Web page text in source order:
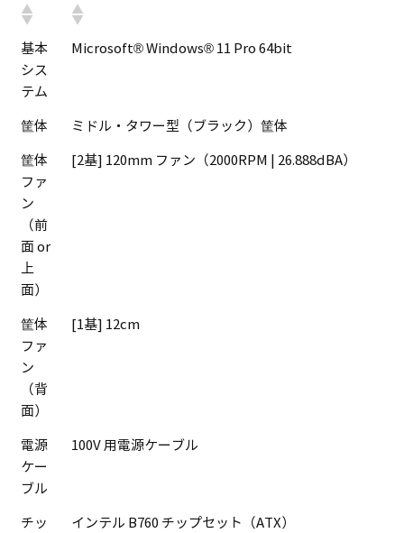
基本
シス
テム
Microsoft® Windows® 11 Pro 64bit
筐体 ミドル・タワー型（ブラック）筐体
筐体
ファ
ン
（前
面 or
上
面）
[2基] 120mm ファン（2000RPM | 26.888dBA）
筐体
ファ
ン
（背
面）
[1基] 12cm
電源
ケー
ブル
100V 用電源ケーブル
チッ
インテル B760 チップセット（ATX）